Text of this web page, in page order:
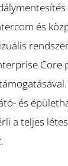
és
Core
és
a teljes